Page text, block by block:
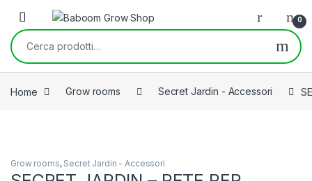
Skip to navigation
Skip to content
0
Cerca:
Home Grow rooms Secret Jardin - Accessori
Grow rooms, Secret Jardin - Accessori